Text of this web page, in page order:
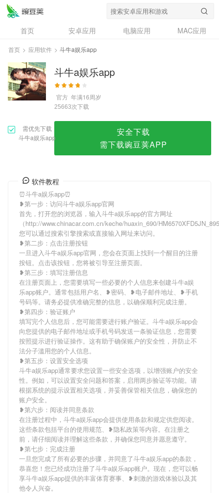
首页 安卓应用 电脑应用
MAC应用
资讯
专题
问答
首页 > 应用软件 > 斗牛a娱乐app
斗牛a娱乐app
官方 年满16周岁
25663次下载
需优先下载
斗牛a娱乐app
安全下载
需下载豌豆荚APP
软件教程
⏰斗牛a娱乐app⏰
❥第一步：访问斗牛a娱乐app官网
首先，打开您的浏览器，输入斗牛a娱乐app的官方网址
（http://www.chinacar.com.cn/keche/huaxin_690/
您可以通过搜索引擎搜索或直接输入网址来访问。
❥第二步：点击注册按钮
一旦进入斗牛a娱乐app官网，您会在页面上找到一个醒目的注册
按钮。点击该按钮，您将被引导至注册页面。
❥第三步：填写注册信息
在注册页面上，您需要填写一些必要的个人信息来创建斗牛a娱
乐app账户。通常包括用户名、❥密码、❥电子邮件地址、❥手机
号码等。请务必提供准确完整的信息，以确保顺利完成注册。
❥第四步：验证账户
填写完个人信息后，您可能需要进行账户验证。斗牛a娱乐app会
向您提供的电子邮件地址或手机号码发送一条验证信息，您需要
按照提示进行验证操作。这有助于确保账户的安全性，并防止不
法分子滥用您的个人信息。
❥第五步：设置安全选项
斗牛a娱乐app通常要求您设置一些安全选项，以增强账户的安全
性。例如，可以设置安全问题和答案，启用两步验证等功能。请
根据系统的提示设置相关选项，并妥善保管相关信息，确保您的
账户安全。
❥第六步：阅读并同意条款
在注册过程中，斗牛a娱乐app会提供使用条款和规定供您阅读。
这些条款包括平台的使用规范、❥隐私政策等内容。在注册之
前，请仔细阅读并理解这些条款，并确保您同意并愿意遵守。
❥第七步：完成注册
一旦您完成了所有必要的步骤，并同意了斗牛a娱乐app的条款，
恭喜您！您已经成功注册了斗牛a娱乐app账户。现在，您可以畅
享斗牛a娱乐app提供的丰富体育赛事、❥刺激的游戏体验以及其
他令人兴奋。